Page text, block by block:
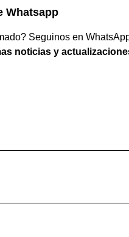
Whatsapp
Seguinos en
noticias y